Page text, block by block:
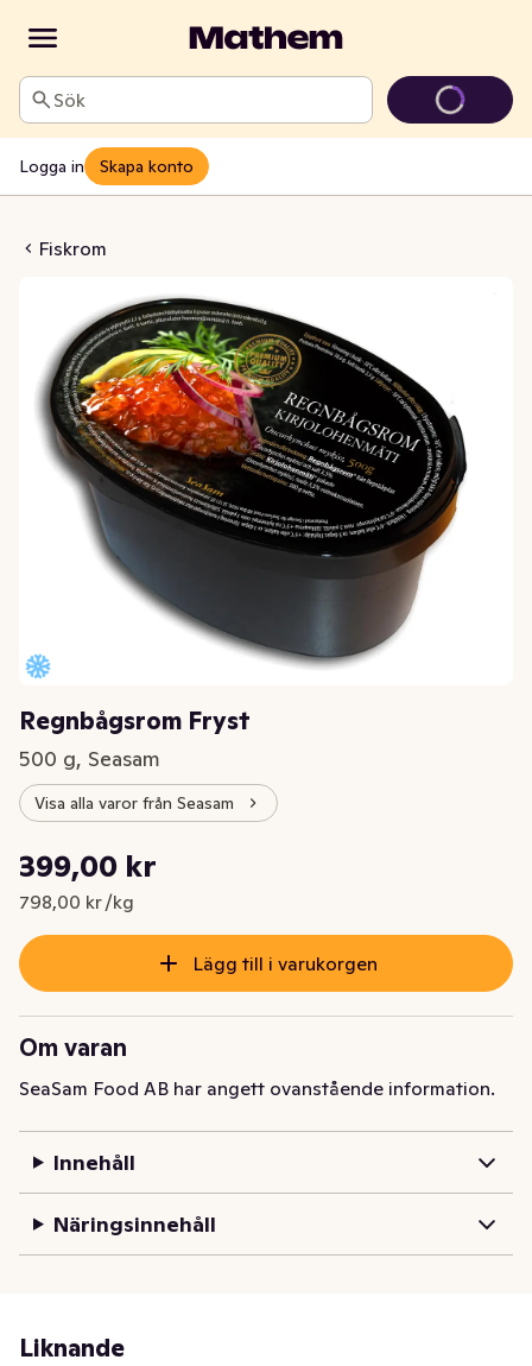
Sök
Logga in Skapa konto
Fiskrom
Fryst
Regnbågsrom Fryst
500 g, Seasam
Visa alla varor från Seasam
Nuvarande pris är: 399,00 kr
399,00 kr
798,00 kr /kg
Styckpris: 798,00 kr /kg
Lägg till i varukorgen
Om varan
SeaSam Food AB har angett ovanstående information.
Innehåll
Näringsinnehåll
Liknande